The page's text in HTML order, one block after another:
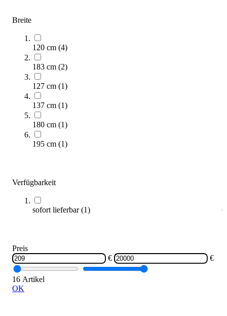
Breite
120 cm (4)
183 cm (2)
127 cm (1)
137 cm (1)
180 cm (1)
195 cm (1)
Verfügbarkeit
sofort lieferbar(1)
Preis
€
€
16 Artikel
OK
Schelde® Street Slammer 3x3
6.399,00 €
Zum Produkt
Längere Lieferzeit
Schelde® Basketball-Wettkampfanlage Super SAM 325 PRO
Längere Lieferzeit